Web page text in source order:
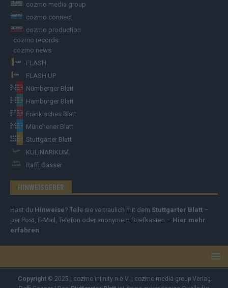
cozmo media group
cozmo connect
cozmo production
cozmo records
cozmo news
FLASH
FLASH UP
Nürnberger Blatt
Hamburger Blatt
Fränkisches Blatt
Münchener Blatt
Stuttgarter Blatt
KULINARIKUM.
Raffi Gasser
HINWEISGEBER
Hast du Hinweise? Teile sie vertraulich mit dem Stuttgarter Blatt –
per Post, E-Mail, Telefon oder anonymem Briefkasten – Hier mehr
erfahren
Copyright© 2025 | cozmo infinity n.e.V. | cozmo media group Verlag